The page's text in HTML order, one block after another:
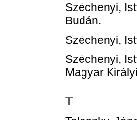
Széchenyi,
Budán.
Széchenyi,
Széchenyi,
Magyar
T